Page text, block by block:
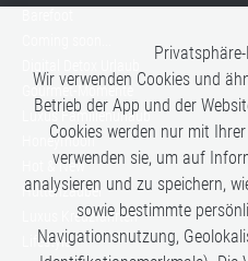
Gourmet-Momente
Luxus Familienurlaub
Honeymoon
Hot & New
Hüttenzauber
Luxus Kreuzfahrten
Lifestyle
Wir verwenden Cookies und
Betrieb der App und der
Cookies werden nur mit
verwenden sie, um auf
analysieren und zu speichern,
sowie bestimmte
Navigationsnutzung,